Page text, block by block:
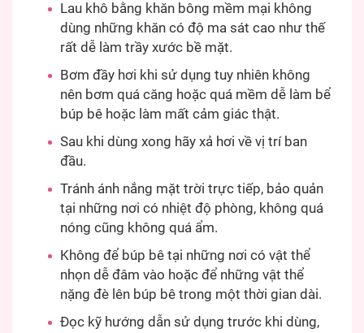
Lau khô bằng khăn bông mềm mại không
dùng những khăn có độ ma sát cao như thế
rất dễ làm trầy xước bề mặt.
Bơm đầy hơi khi sử dụng tuy nhiên không
nên bơm quá căng hoặc quá mềm dễ làm bể
búp bê hoặc làm mất cảm giác thật.
Sau khi dùng xong hãy xả hơi về vị trí ban
đầu.
Tránh ánh nắng mặt trời trực tiếp, bảo quản
tại những nơi có nhiệt độ phòng, không quá
nóng cũng không quá ẩm.
Không để búp bê tại những nơi có vật thể
nhọn dễ đâm vào hoặc để những vật thể
nặng đè lên búp bê trong một thời gian dài.
Đọc kỹ hướng dẫn sử dụng trước khi dùng,